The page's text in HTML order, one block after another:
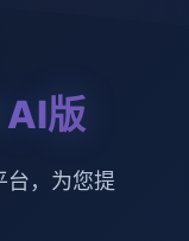
版
台，为您提